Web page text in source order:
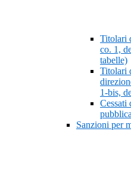
Titolari
co. 1,
tabelle)
Titolari
1-bis,
Cessati
Sanzioni per